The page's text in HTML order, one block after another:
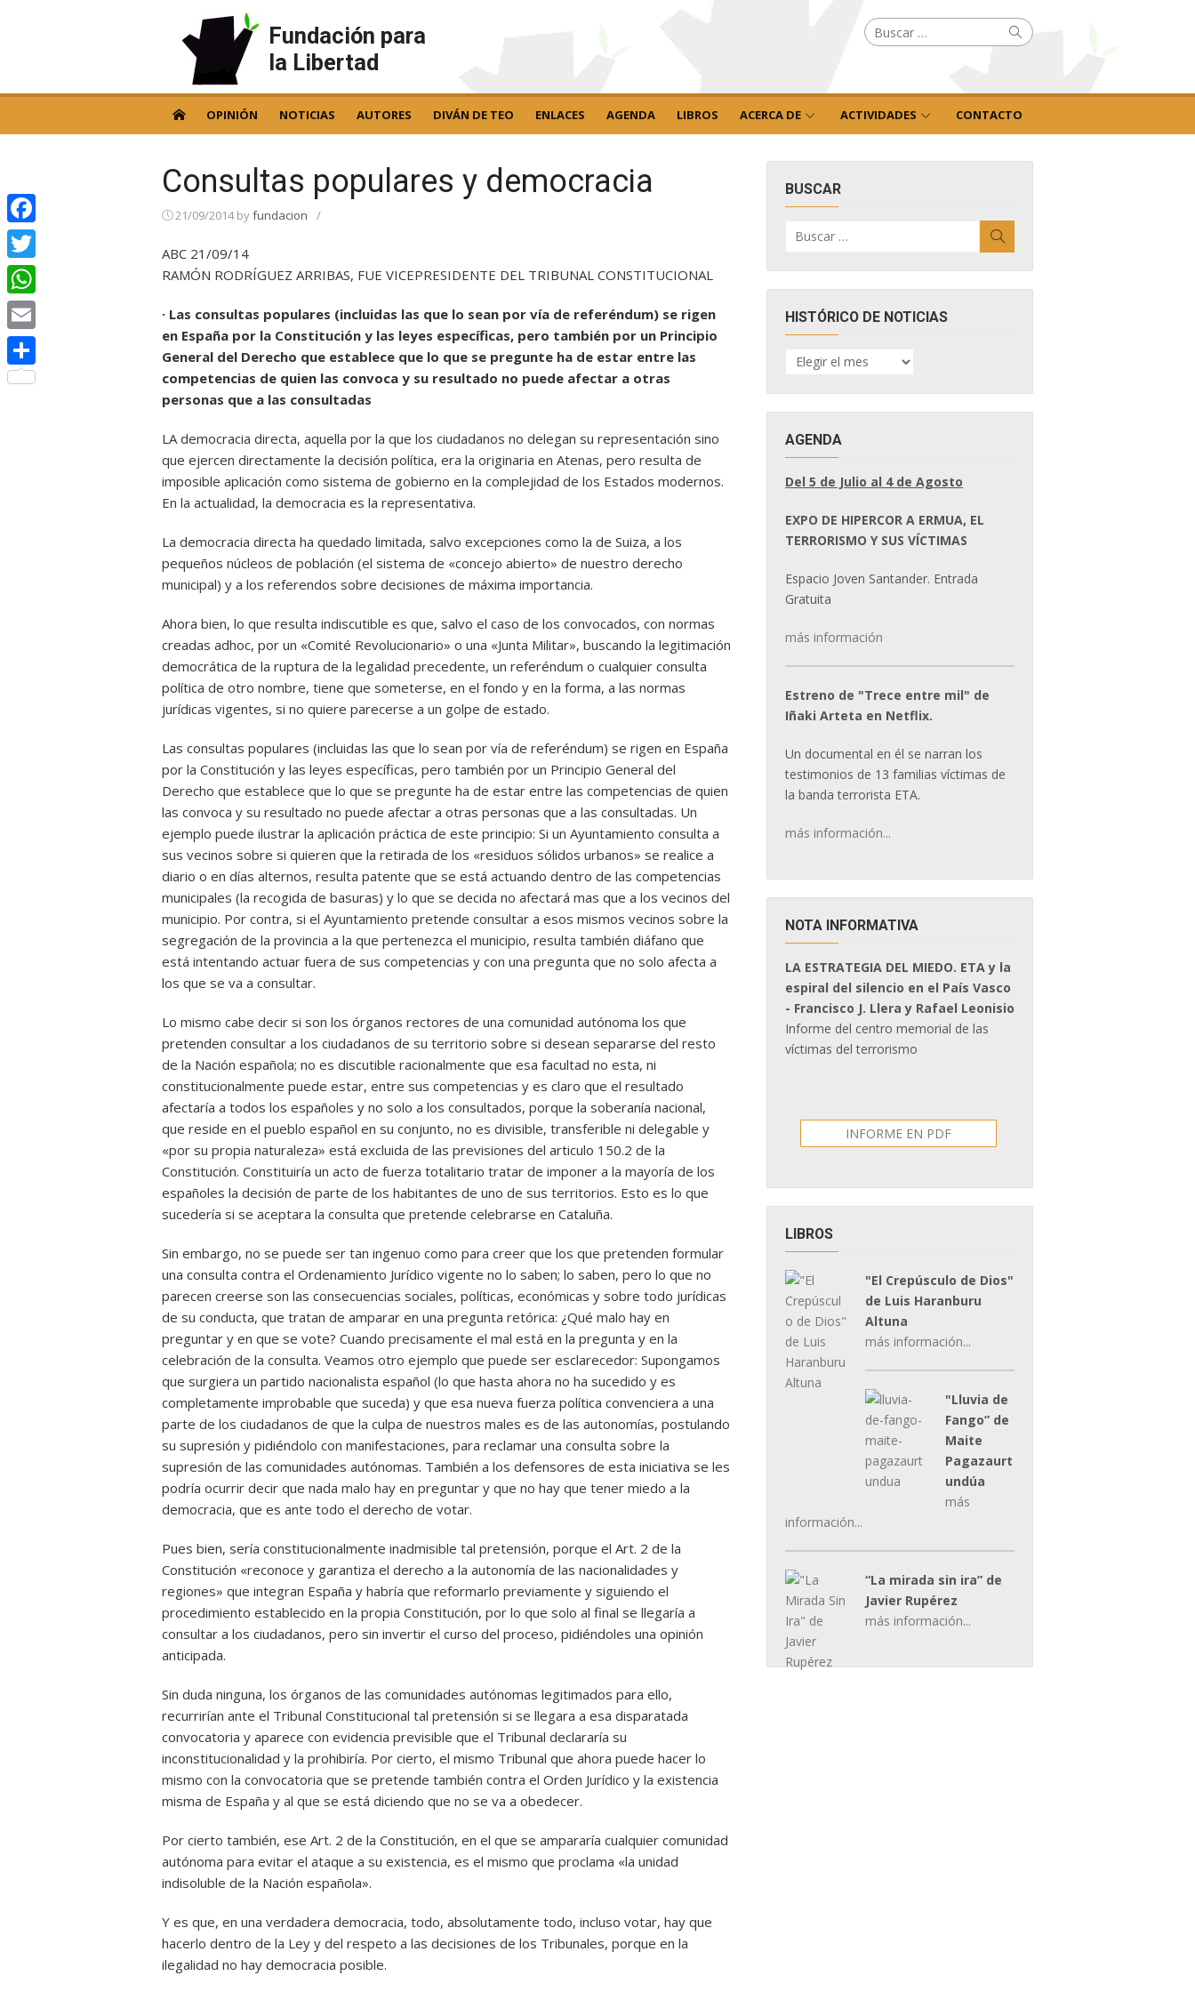
Fundación para
la Libertad
Buscar
por: Buscar
OPINIÓN NOTICIAS AUTORES DIVÁN DE TEO ENLACES AGENDA LIBROS ACERCA DE ACTIVIDADES CONTACTO
Consultas populares y democracia
21/09/2014byfundacion /
ABC 21/09/14
RAMÓN RODRÍGUEZ ARRIBAS, FUE VICEPRESIDENTE DEL TRIBUNAL CONSTITUCIONAL
· Las consultas populares (incluidas las que lo sean por vía de referéndum) se rigen
en España por la Constitución y las leyes específicas, pero también por un Principio
General del Derecho que establece que lo que se pregunte ha de estar entre las
competencias de quien las convoca y su resultado no puede afectar a otras
personas que a las consultadas
LA democracia directa, aquella por la que los ciudadanos no delegan su representación sino
que ejercen directamente la decisión política, era la originaria en Atenas, pero resulta de
imposible aplicación como sistema de gobierno en la complejidad de los Estados modernos.
En la actualidad, la democracia es la representativa.
La democracia directa ha quedado limitada, salvo excepciones como la de Suiza, a los
pequeños núcleos de población (el sistema de «concejo abierto» de nuestro derecho
municipal) y a los referendos sobre decisiones de máxima importancia.
Ahora bien, lo que resulta indiscutible es que, salvo el caso de los convocados, con normas
creadas adhoc, por un «Comité Revolucionario» o una «Junta Militar», buscando la legitimación
democrática de la ruptura de la legalidad precedente, un referéndum o cualquier consulta
política de otro nombre, tiene que someterse, en el fondo y en la forma, a las normas
jurídicas vigentes, si no quiere parecerse a un golpe de estado.
Las consultas populares (incluidas las que lo sean por vía de referéndum) se rigen en España
por la Constitución y las leyes específicas, pero también por un Principio General del
Derecho que establece que lo que se pregunte ha de estar entre las competencias de quien
las convoca y su resultado no puede afectar a otras personas que a las consultadas. Un
ejemplo puede ilustrar la aplicación práctica de este principio: Si un Ayuntamiento consulta a
sus vecinos sobre si quieren que la retirada de los «residuos sólidos urbanos» se realice a
diario o en días alternos, resulta patente que se está actuando dentro de las competencias
municipales (la recogida de basuras) y lo que se decida no afectará mas que a los vecinos del
municipio. Por contra, si el Ayuntamiento pretende consultar a esos mismos vecinos sobre la
segregación de la provincia a la que pertenezca el municipio, resulta también diáfano que
está intentando actuar fuera de sus competencias y con una pregunta que no solo afecta a
los que se va a consultar.
Lo mismo cabe decir si son los órganos rectores de una comunidad autónoma los que
pretenden consultar a los ciudadanos de su territorio sobre si desean separarse del resto
de la Nación española; no es discutible racionalmente que esa facultad no esta, ni
constitucionalmente puede estar, entre sus competencias y es claro que el resultado
afectaría a todos los españoles y no solo a los consultados, porque la soberanía nacional,
que reside en el pueblo español en su conjunto, no es divisible, transferible ni delegable y
«por su propia naturaleza» está excluida de las previsiones del articulo 150.2 de la
Constitución. Constituiría un acto de fuerza totalitario tratar de imponer a la mayoría de los
españoles la decisión de parte de los habitantes de uno de sus territorios. Esto es lo que
sucedería si se aceptara la consulta que pretende celebrarse en Cataluña.
Sin embargo, no se puede ser tan ingenuo como para creer que los que pretenden formular
una consulta contra el Ordenamiento Jurídico vigente no lo saben; lo saben, pero lo que no
parecen creerse son las consecuencias sociales, políticas, económicas y sobre todo jurídicas
de su conducta, que tratan de amparar en una pregunta retórica: ¿Qué malo hay en
preguntar y en que se vote? Cuando precisamente el mal está en la pregunta y en la
celebración de la consulta. Veamos otro ejemplo que puede ser esclarecedor: Supongamos
que surgiera un partido nacionalista español (lo que hasta ahora no ha sucedido y es
completamente improbable que suceda) y que esa nueva fuerza política convenciera a una
parte de los ciudadanos de que la culpa de nuestros males es de las autonomías, postulando
su supresión y pidiéndolo con manifestaciones, para reclamar una consulta sobre la
supresión de las comunidades autónomas. También a los defensores de esta iniciativa se les
podría ocurrir decir que nada malo hay en preguntar y que no hay que tener miedo a la
democracia, que es ante todo el derecho de votar.
Pues bien, sería constitucionalmente inadmisible tal pretensión, porque el Art. 2 de la
Constitución «reconoce y garantiza el derecho a la autonomía de las nacionalidades y
regiones» que integran España y habría que reformarlo previamente y siguiendo el
procedimiento establecido en la propia Constitución, por lo que solo al final se llegaría a
consultar a los ciudadanos, pero sin invertir el curso del proceso, pidiéndoles una opinión
anticipada.
Sin duda ninguna, los órganos de las comunidades autónomas legitimados para ello,
recurrirían ante el Tribunal Constitucional tal pretensión si se llegara a esa disparatada
convocatoria y aparece con evidencia previsible que el Tribunal declararía su
inconstitucionalidad y la prohibiría. Por cierto, el mismo Tribunal que ahora puede hacer lo
mismo con la convocatoria que se pretende también contra el Orden Jurídico y la existencia
misma de España y al que se está diciendo que no se va a obedecer.
Por cierto también, ese Art. 2 de la Constitución, en el que se ampararía cualquier comunidad
autónoma para evitar el ataque a su existencia, es el mismo que proclama «la unidad
indisoluble de la Nación española».
Y es que, en una verdadera democracia, todo, absolutamente todo, incluso votar, hay que
hacerlo dentro de la Ley y del respeto a las decisiones de los Tribunales, porque en la
ilegalidad no hay democracia posible.
BUSCAR
por:
HISTÓRICO DE NOTICIAS
HISTÓRICO
DE
AGENDA
Del 5 de Julio al 4 de Agosto
EXPO DE HIPERCOR A ERMUA, EL
TERRORISMO Y SUS VÍCTIMAS
Espacio Joven Santander. Entrada
Gratuita
más información
Estreno de "Trece entre mil" de
Iñaki Arteta en Netflix.
Un documental en él se narran los
testimonios de 13 familias víctimas de
la banda terrorista ETA.
más información...
NOTA INFORMATIVA
LA ESTRATEGIA DEL MIEDO. ETA y la
espiral del silencio en el País Vasco
- Francisco J. Llera y Rafael Leonisio
Informe del centro memorial de las
víctimas del terrorismo
INFORME EN PDF
LIBROS
"El Crepúsculo de Dios"
de Luis Haranburu
Altuna
más información...
"Lluvia de
Fango” de
Maite
Pagazaurt
undúa
más
información...
“La mirada sin ira” de
Javier Rupérez
más información...
Facebook
Twitter
WhatsApp
Email
Compartir